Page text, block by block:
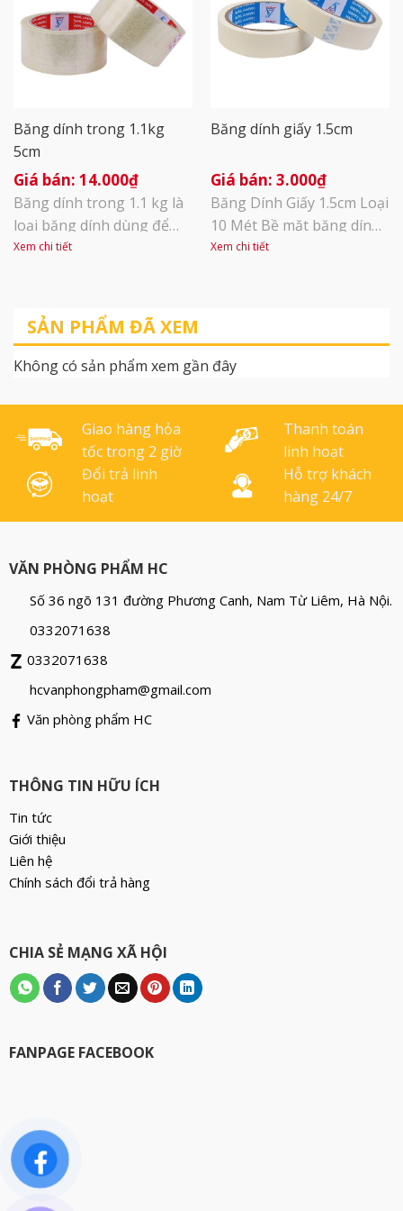
-120 độ. Băng dính xốp
đen có thể dùng để dán
các công trình trong nhà,
Băng dính trong 1.1kg
5cm
14.000₫
Băng dính trong 1.1 kg là
loại băng dính dùng để
đóng thùng hàng, đóng
Kích thước 4,8cm x 55m.
Khối lượng 1,1kg/cây – 6
cuộn/cây
Xem chi tiết
Băng dính giấy 1.5cm
3.000₫
Băng Dính Giấy 1.5cm Loại
10 Mét Bề mặt băng dính
có thể viết lên được dùng
Xem chi tiết
SẢN PHẨM ĐÃ XEM
Không có sản phẩm xem gần đây
Giao hàng hỏa
tốc trong 2 giờ
Thanh toán
linh hoạt
Đổi trả linh
hoạt
Hỗ trợ khách
hàng 24/7
VĂN PHÒNG PHẨM HC
Số 36 ngõ 131 đường Phương Canh, Nam Từ Liêm, Hà Nội.
0332071638
0332071638
hcvanphongpham@gmail.com
Văn phòng phẩm HC
THÔNG TIN HỮU ÍCH
Tin tức
Giới thiệu
Liên hệ
Chính sách đổi trả hàng
CHIA SẺ MẠNG XÃ HỘI
FANPAGE FACEBOOK